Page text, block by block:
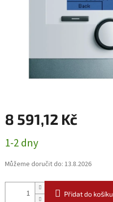
8 591,12 Kč
cena:
1-2 dny
Můžeme doručit do: 13.8.2026
Přidat do košíku